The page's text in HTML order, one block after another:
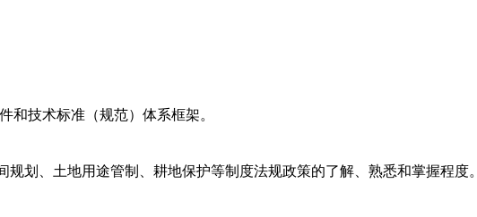
和技术标准（规范）体系框架。
划、土地用途管制、耕地保护等制度法规政策的了解、熟悉和掌握程度。